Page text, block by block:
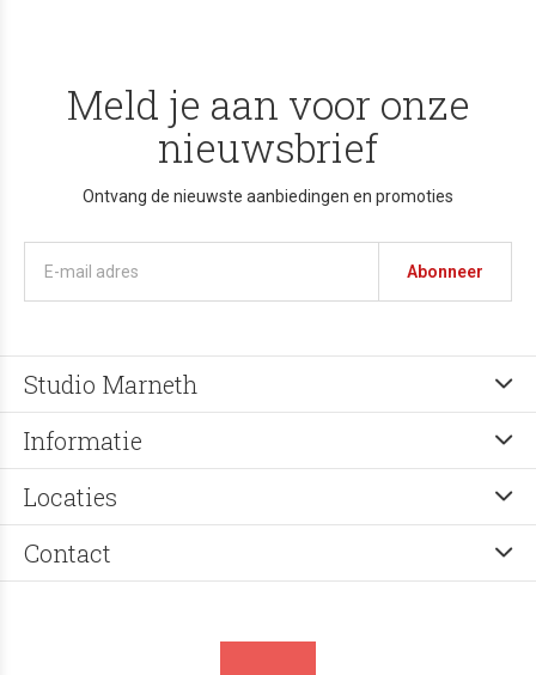
Meld je aan voor onze
nieuwsbrief
Ontvang de nieuwste aanbiedingen en promoties
Abonneer
Studio Marneth
Informatie
Locaties
Contact